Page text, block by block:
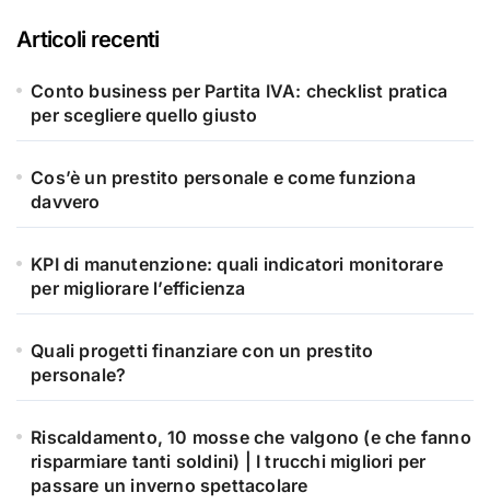
Articoli recenti
Conto business per Partita IVA: checklist pratica
per scegliere quello giusto
Cos’è un prestito personale e come funziona
davvero
KPI di manutenzione: quali indicatori monitorare
per migliorare l’efficienza
Quali progetti finanziare con un prestito
personale?
Riscaldamento, 10 mosse che valgono (e che fanno
risparmiare tanti soldini) | I trucchi migliori per
passare un inverno spettacolare